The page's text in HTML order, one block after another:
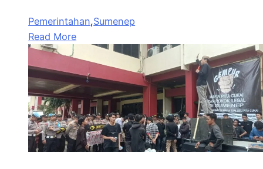
Pemerintahan,Sumenep
Read More